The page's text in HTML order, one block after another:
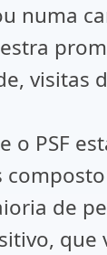
numa
visitas
o PSF
de
que